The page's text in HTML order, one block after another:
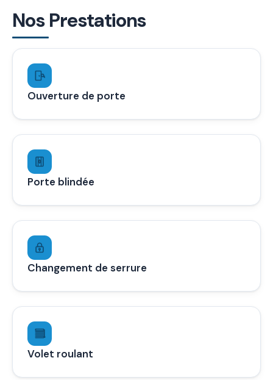
Nos Prestations
Ouverture de porte
Porte blindée
Changement de serrure
Volet roulant